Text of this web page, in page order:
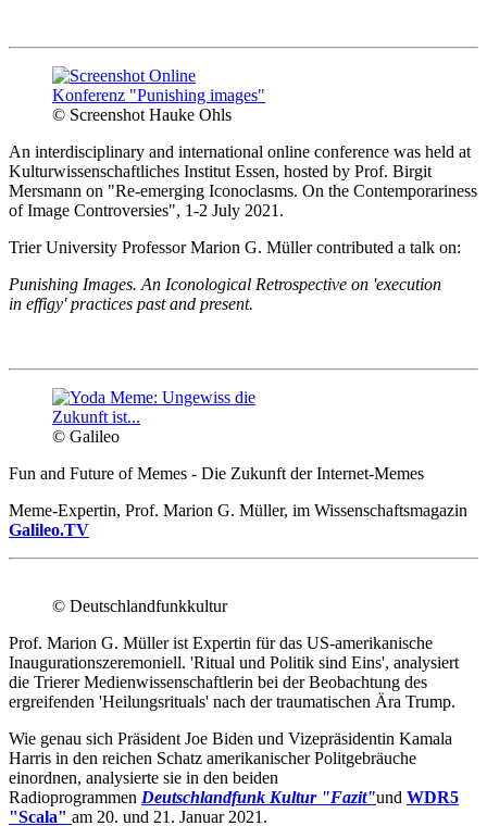
© Screenshot Hauke Ohls
An interdisciplinary and international online conference was held at
Kulturwissenschaftliches Institut Essen, hosted by Prof. Birgit
Mersmann on "Re-emerging Iconoclasms. On the Contemporariness
of Image Controversies", 1-2 July 2021.
Trier University Professor Marion G. Müller contributed a talk on:
Punishing Images. An Iconological Retrospective on 'execution
in effigy' practices past and present.
© Galileo
Fun and Future of Memes - Die Zukunft der Internet-Memes
Meme-Expertin, Prof. Marion G. Müller, im Wissenschaftsmagazin
Galileo.TV
© Deutschlandfunkkultur
Prof. Marion G. Müller ist Expertin für das US-amerikanische
Inaugurationszeremoniell. 'Ritual und Politik sind Eins', analysiert
die Trierer Medienwissenschaftlerin bei der Beobachtung des
ergreifenden 'Heilungsrituals' nach der traumatischen Ära Trump.
Wie genau sich Präsident Joe Biden und Vizepräsidentin Kamala
Harris in den reichen Schatz amerikanischer Politgebräuche
einordnen, analysierte sie in den beiden
Radioprogrammen Deutschlandfunk Kultur "Fazit"und WDR5
"Scala" am 20. und 21. Januar 2021.